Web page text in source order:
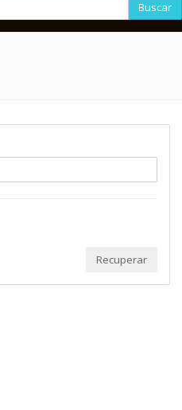
Buscar
Recuperar